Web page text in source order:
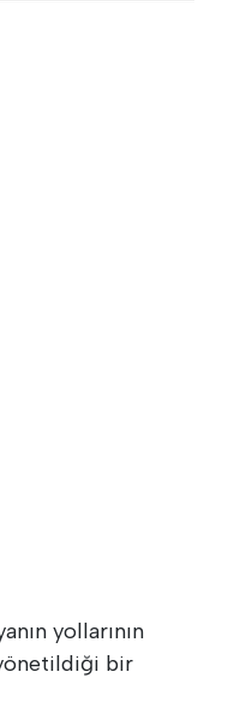
yollarının
bir